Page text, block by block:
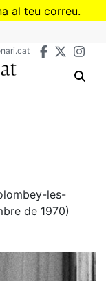
al teu correu.
les-
de 1970)